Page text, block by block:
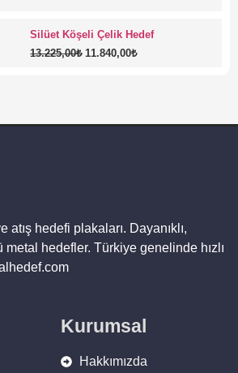
Silüet Köşeli Çelik Hedef
13.225,00₺ 11.840,00₺
IPSC Popper Hedef +20-56
atış hedefi plakaları. Dayanıklı,
hedefler. Türkiye genelinde hızlı
Kurumsal
Hakkımızda